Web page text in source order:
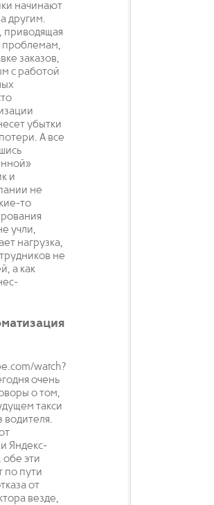
начинают
другим.
приводящая
проблемам,
заказов,
с работой
убытки
А все
и
не
то
учли,
нагрузка,
не
а как
watch?
очень
о том,
такси
водителя.
Яндекс-
обе эти
по пути
от
везде,